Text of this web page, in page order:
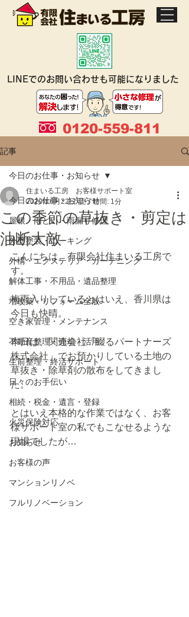
0120-559-811
LINEでのお問い合わせも可能になりました
記事
今日のお仕事・お知らせ
屋根・雨どい・雨漏り修理
外壁塗装・コーキング
外構・エクステリア・ガーデニング
解体工事・不用品・遺品整理
増改築・リフォーム全般
空き家管理・メンテナンス
不動産整理・売却・活用
生前整理・終活サポート
日々のお手伝い
相続・税金・遺言・登録
火災保険対応
お知らせ
お客様の声
マンションリノベ
フルリノベーション
今日のお仕事・お知らせ
この季節の草抜き・剪定は
油断大敵
住まいる工房 お客様サポート室
2020年6月22日 読了時間: 1分
こんにちは。有限会社住まいる工房で
す。
梅雨入りしているとはいえ、香川県は
今日も快晴。
本日は、関連会社「綴るパートナーズ
株式会社」でお預かりしている土地の
草抜き・除草剤の散布をしてきまし
た。
とはいえ本格的な作業ではなく、お客
様サポート室の私でもこなせるような
現場でしたが…